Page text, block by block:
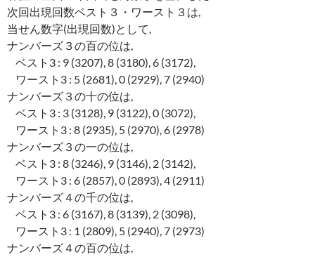
次回出現回数ベスト３・ワースト３は,
当せん数字(出現回数)として,
ナンバーズ３の百の位は,
ベスト3 : 9 (3207), 8 (3180), 6 (3172),
ワースト3 : 5 (2681), 0 (2929), 7 (2940)
ナンバーズ３の十の位は,
ベスト3 : 3 (3128), 9 (3122), 0 (3072),
ワースト3 : 8 (2935), 5 (2970), 6 (2978)
ナンバーズ３の一の位は,
ベスト3 : 8 (3246), 9 (3146), 2 (3142),
ワースト3 : 6 (2857), 0 (2893), 4 (2911)
ナンバーズ４の千の位は,
ベスト3 : 6 (3167), 8 (3139), 2 (3098),
ワースト3 : 1 (2809), 5 (2940), 7 (2973)
ナンバーズ４の百の位は,